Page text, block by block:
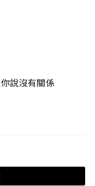
說沒有關係